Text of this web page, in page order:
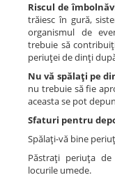
Riscul de
trăiesc în gură,
organismul de
trebuie să
periuţei de dinţi
Nu vă spălaţi pe
nu trebuie să fie
aceasta se pot
Sfaturi pentru
Spălaţi-vă bine
Păstraţi periuţa
locurile umede.